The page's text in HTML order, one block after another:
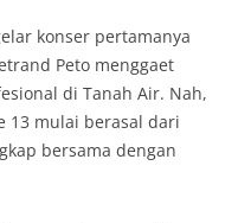
konser pertamanya
Peto menggaet
di Tanah Air. Nah,
13 mulai berasal dari
bersama dengan